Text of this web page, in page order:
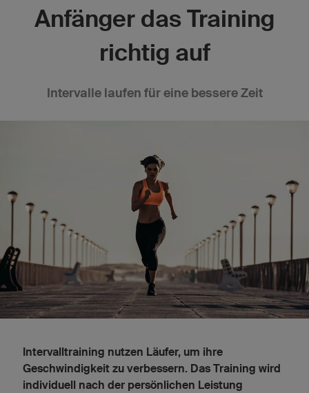
Anfänger das Training
richtig auf
Intervalle laufen für eine bessere Zeit
Intervalltraining nutzen Läufer, um ihre
Geschwindigkeit zu verbessern. Das Training wird
individuell nach der persönlichen Leistung